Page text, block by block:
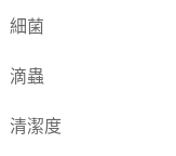
細菌
滴蟲
清潔度